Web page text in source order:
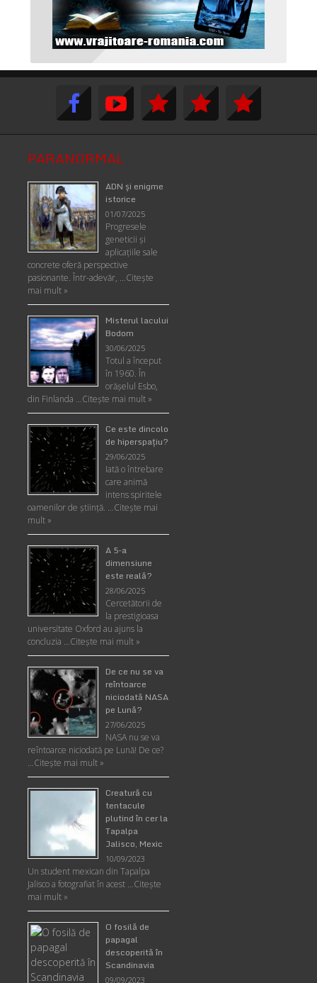
PARANORMAL
ADN şi enigme
istorice
01/07/2025
Progresele
geneticii şi
aplicaţiile sale
concrete oferă perspective
pasionante. Într-adevăr, …Citește
mai mult »
Misterul lacului
Bodom
30/06/2025
Totul a început
în 1960. În
orășelul Esbo,
din Finlanda …Citește mai mult »
Ce este dincolo
de hiperspaţiu?
29/06/2025
Iată o întrebare
care animă
intens spiritele
oamenilor de ştiinţă. …Citește mai
mult »
A 5-a
dimensiune
este reală?
28/06/2025
Cercetătorii de
la prestigioasa
universitate Oxford au ajuns la
concluzia …Citește mai mult »
De ce nu se va
reîntoarce
niciodată NASA
pe Lună?
27/06/2025
NASA nu se va
reîntoarce niciodată pe Lună! De ce?
…Citește mai mult »
Creatură cu
tentacule
plutind în cer la
Tapalpa
Jalisco, Mexic
10/09/2023
Un student mexican din Tapalpa
Jalisco a fotografiat în acest …Citește
mai mult »
O fosilă de
papagal
descoperită în
Scandinavia
09/09/2023